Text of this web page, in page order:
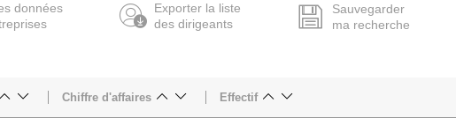
données
Exporter la liste
des dirigeants
Sauvegarder
ma recherche
Chiffre d'affaires Effectif